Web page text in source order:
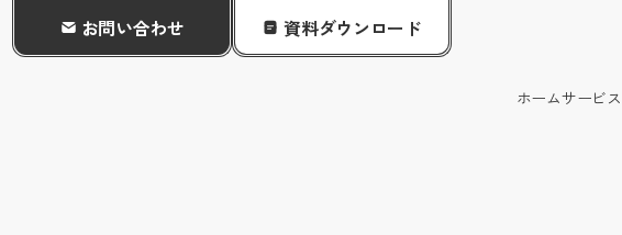
お問い合わせ 資料ダウンロード
ホームサービス